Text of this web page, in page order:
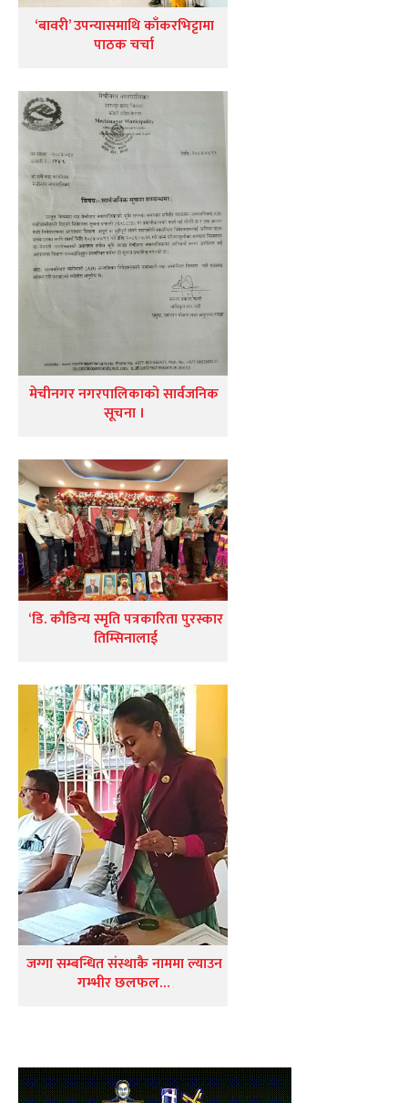
‘बावरी’ उपन्यासमाथि काँकरभिट्टामा
पाठक चर्चा
मेचीनगर नगरपालिकाको सार्वजनिक
सूचना ।
‘डि. कौडिन्य स्मृति पत्रकारिता पुरस्कार
तिम्सिनालाई
जग्गा सम्बन्धित संस्थाकै नाममा ल्याउन
गम्भीर छलफल…